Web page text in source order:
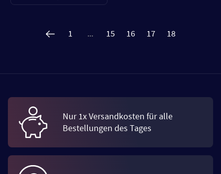
1 ... 15 16 17 18
Nur 1x Versandkosten für alle
Bestellungen des Tages